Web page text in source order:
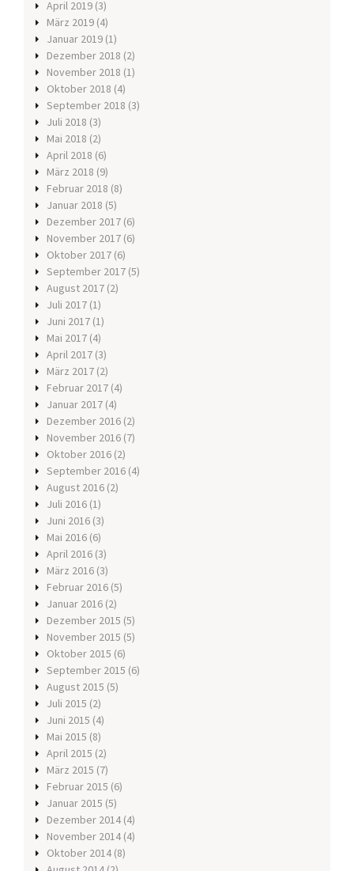
April 2019 (3)
März 2019 (4)
Januar 2019 (1)
Dezember 2018 (2)
November 2018 (1)
Oktober 2018 (4)
September 2018 (3)
Juli 2018 (3)
Mai 2018 (2)
April 2018 (6)
März 2018 (9)
Februar 2018 (8)
Januar 2018 (5)
Dezember 2017 (6)
November 2017 (6)
Oktober 2017 (6)
September 2017 (5)
August 2017 (2)
Juli 2017 (1)
Juni 2017 (1)
Mai 2017 (4)
April 2017 (3)
März 2017 (2)
Februar 2017 (4)
Januar 2017 (4)
Dezember 2016 (2)
November 2016 (7)
Oktober 2016 (2)
September 2016 (4)
August 2016 (2)
Juli 2016 (1)
Juni 2016 (3)
Mai 2016 (6)
April 2016 (3)
März 2016 (3)
Februar 2016 (5)
Januar 2016 (2)
Dezember 2015 (5)
November 2015 (5)
Oktober 2015 (6)
September 2015 (6)
August 2015 (5)
Juli 2015 (2)
Juni 2015 (4)
Mai 2015 (8)
April 2015 (2)
März 2015 (7)
Februar 2015 (6)
Januar 2015 (5)
Dezember 2014 (4)
November 2014 (4)
Oktober 2014 (8)